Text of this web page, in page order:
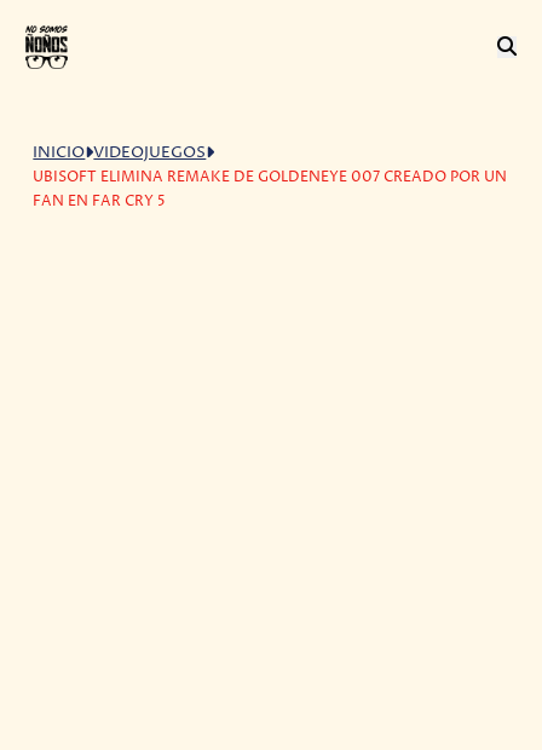
INICIO VIDEOJUEGOS
UBISOFT ELIMINA REMAKE DE GOLDENEYE 007 CREADO POR UN
FAN EN FAR CRY 5